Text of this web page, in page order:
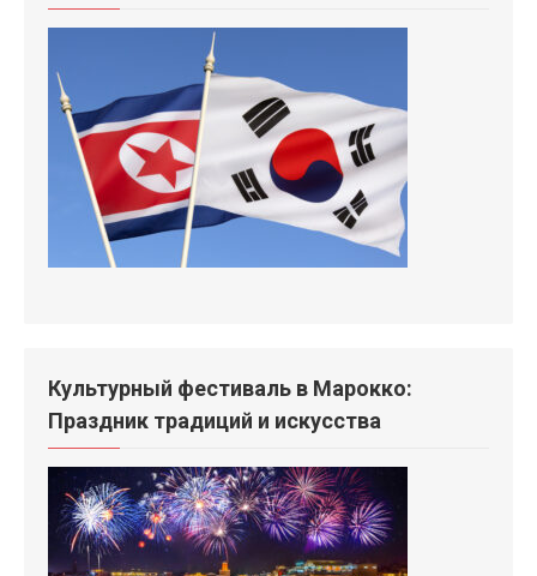
Культурный фестиваль в Марокко:
Праздник традиций и искусства